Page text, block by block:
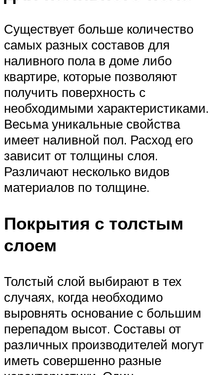
Существует больше количество
самых разных составов для
наливного пола в доме либо
квартире, которые позволяют
получить поверхность с
необходимыми характеристиками.
Весьма уникальные свойства
имеет наливной пол. Расход его
зависит от толщины слоя.
Различают несколько видов
материалов по толщине.
Покрытия с толстым
слоем
Толстый слой выбирают в тех
случаях, когда необходимо
выровнять основание с большим
перепадом высот. Составы от
различных производителей могут
иметь совершенно разные